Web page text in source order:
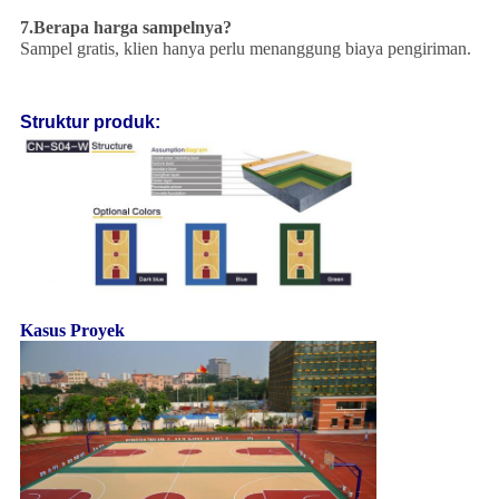
7.Berapa harga sampelnya?
Sampel gratis, klien hanya perlu menanggung biaya pengiriman.
Struktur produk:
Kasus Proyek